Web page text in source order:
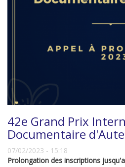
42e Grand Prix
Documentaire
07/02/2023 - 15:18
Prolongation des inscriptions